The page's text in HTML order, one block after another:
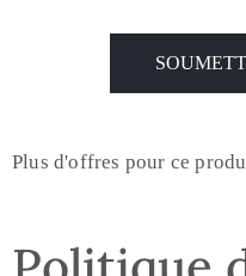
Plus d'offres pour ce